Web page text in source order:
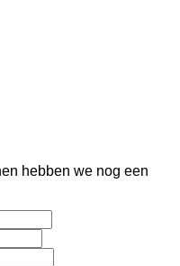
hebben we nog een